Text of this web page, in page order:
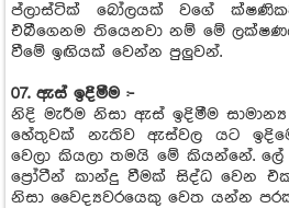
ප්ලාස්ටික් බෝලයක් වගේ
එබීගෙනම තියෙනවා නම් මේ
වීමේ ඉඟියක් වෙන්න පුලුවන්.
07. ඇස් ඉදිමීම :-
නිදි මැරීම නිසා ඇස් ඉදිමීම
හේතුවක් නැතිව ඇස්වල යට
වෙලා කියලා තමයි මේ කියන්නේ.
ප්‍රෝටීන් කාන්දු වීමක් සිද්ධ වෙන
නිසා වෛද්‍යවරයෙකු වෙත යන්න